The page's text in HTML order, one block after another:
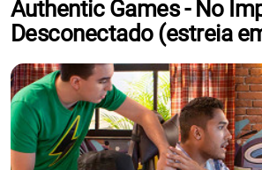
Authentic Games - No
Desconectado (estreia